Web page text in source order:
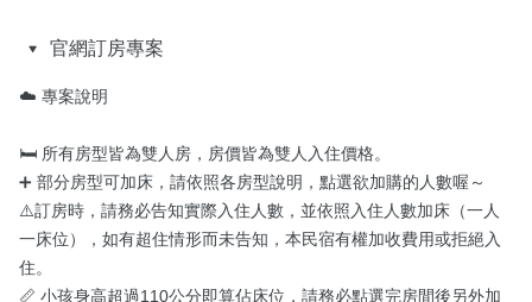
官網訂房專案
☁️ 專案說明
🛏️ 所有房型皆為雙人房，房價皆為雙人入住價格。
➕ 部分房型可加床，請依照各房型說明，點選欲加購的人數喔～
⚠️訂房時，請務必告知實際入住人數，並依照入住人數加床（一人
一床位），如有超住情形而未告知，本民宿有權加收費用或拒絕入
住。
📏 小孩身高超過110公分即算佔床位，請務必點選完房間後另外加